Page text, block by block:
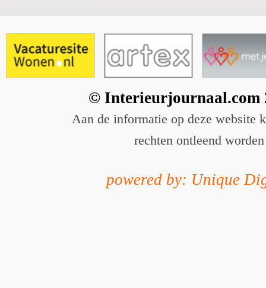
© Interieurjournaal.com
Aan de informatie op deze website
rechten ontleend worden
powered by: Unique